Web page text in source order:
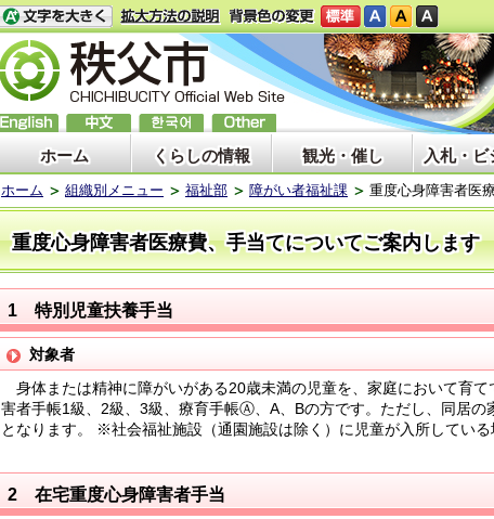
ホーム くらしの情報 観光・催し 入札・ビ
ホーム 組織別メニュー 福祉部 障がい者福祉課 重度心身障害者医
重度心身障害者医療費、手当てについてご案内します
1 特別児童扶養手当
対象者
身体または精神に障がいがある20歳未満の児童を、家庭において育
害者手帳1級、2級、3級、療育手帳Ⓐ、A、Bの方です。ただし、同居の
となります。 ※社会福祉施設（通園施設は除く）に児童が入所している
2 在宅重度心身障害者手当